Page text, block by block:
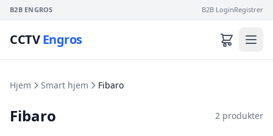
B2B ENGROS B2B LoginRegistrer
CCTVEngros
Hjem Smart hjem Fibaro
Fibaro 2 produkter